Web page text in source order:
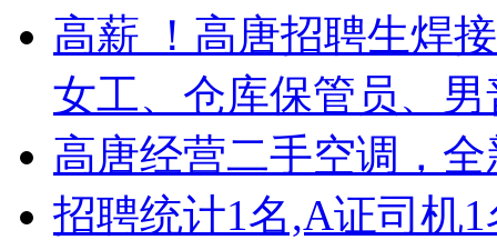
高薪 ！高唐招聘生焊
女工、仓库保管员、
高唐经营二手空调，
招聘统计1名,A证司机1